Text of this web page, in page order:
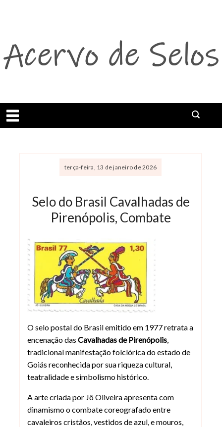
Abrir menu
terça-feira, 13 de janeiro de 2026
Selo do Brasil Cavalhadas de
Pirenópolis, Combate
Cavalhadas de Pirenópolis em selo
O selo postal do Brasil emitido em 1977 retrata a
encenação das Cavalhadas de Pirenópolis
tradicional manifestação folclórica do estado de
Goiás reconhecida por sua riqueza cultural,
teatralidade e simbolismo histórico.
A arte criada por Jô Oliveira apresenta com
dinamismo o combate coreografado entre
cavaleiros cristãos, vestidos de azul, e mouros,